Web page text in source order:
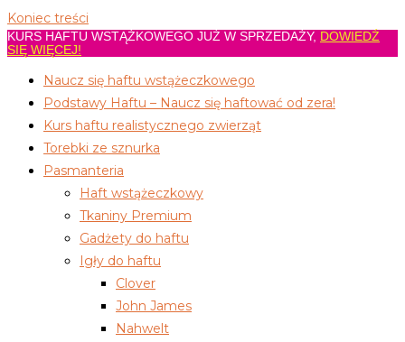
Koniec treści
KURS HAFTU WSTĄŻKOWEGO JUŻ W SPRZEDAŻY, DOWIEDŹ
SIĘ WIĘCEJ!
Naucz się haftu wstążeczkowego
Podstawy Haftu – Naucz się haftować od zera!
Kurs haftu realistycznego zwierząt
Torebki ze sznurka
Pasmanteria
Haft wstążeczkowy
Tkaniny Premium
Gadżety do haftu
Igły do haftu
Clover
John James
Nahwelt